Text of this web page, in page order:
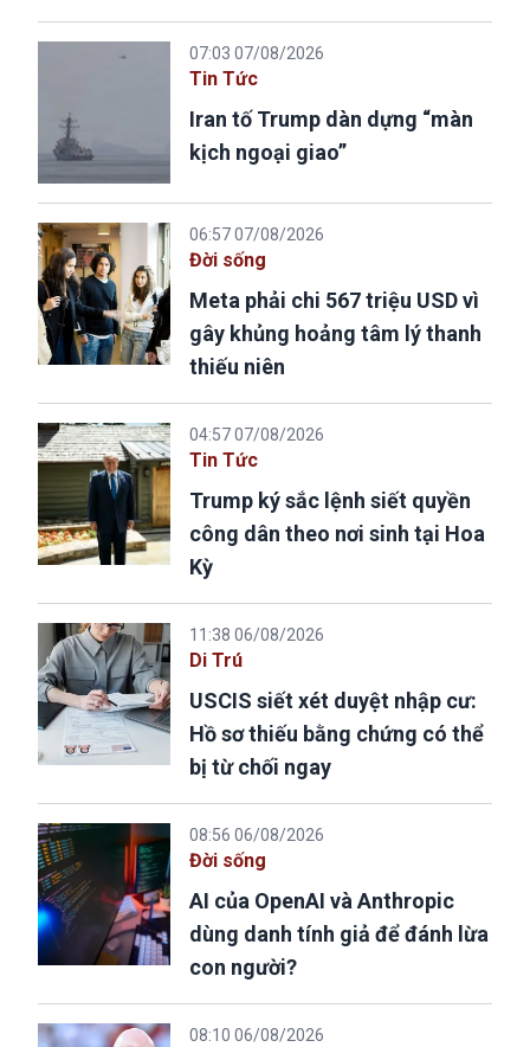
07:03 07/08/2026
Tin Tức
Iran tố Trump dàn dựng “màn
kịch ngoại giao”
06:57 07/08/2026
Đời sống
Meta phải chi 567 triệu USD vì
gây khủng hoảng tâm lý thanh
thiếu niên
04:57 07/08/2026
Tin Tức
Trump ký sắc lệnh siết quyền
công dân theo nơi sinh tại Hoa
Kỳ
11:38 06/08/2026
Di Trú
USCIS siết xét duyệt nhập cư:
Hồ sơ thiếu bằng chứng có thể
bị từ chối ngay
08:56 06/08/2026
Đời sống
AI của OpenAI và Anthropic
dùng danh tính giả để đánh lừa
con người?
08:10 06/08/2026